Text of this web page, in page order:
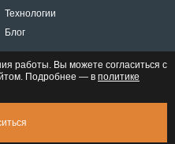
Технологии
Блог
работы. Вы можете согласиться с
Подробнее — в политике